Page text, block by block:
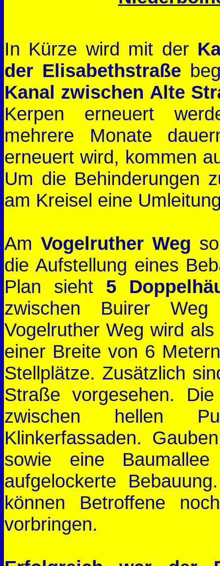
In Kürze wird mit der
der Elisabethstraße
Kanal zwischen Alte
Kerpen erneuert
mehrere Monate
erneuert wird, kommen
Um die Behinderungen
am Kreisel eine
Am Vogelruther Weg
die Aufstellung eines
Plan sieht 5
zwischen Buirer
Vogelruther Weg wird
einer Breite von 6
Stellplätze. Zusätzlich
Straße vorgesehen.
zwischen hellen
Klinkerfassaden.
sowie eine
aufgelockerte
können Betroffene
vorbringen.